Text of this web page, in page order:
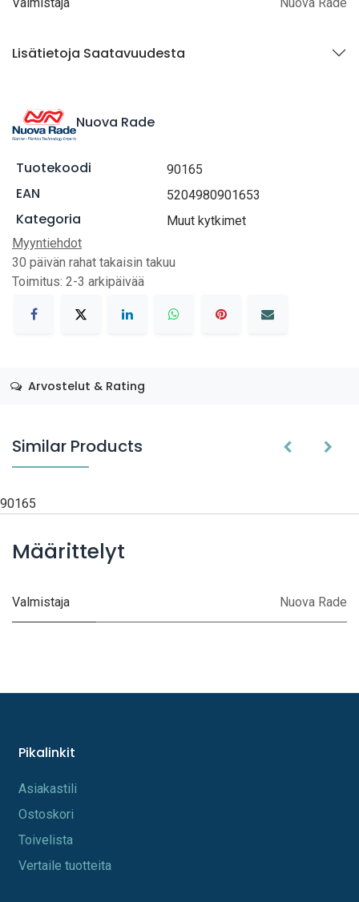
Valmistaja Nuova Rade
Lisätietoja Saatavuudesta
Nuova Rade
Tuotekoodi 90165
EAN 5204980901653
Kategoria
Muut kytkimet
Myyntiehdot
30 päivän rahat takaisin takuu
Toimitus: 2-3 arkipäivää
Arvostelut & Rating
Similar Products
90165
Määrittelyt
Valmistaja Nuova Rade
Pikalinkit
A​s​iakastili
Os​toskori
Toi​velista
Vertaile tuotteita